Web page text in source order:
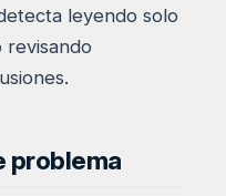
leyendo solo
problema